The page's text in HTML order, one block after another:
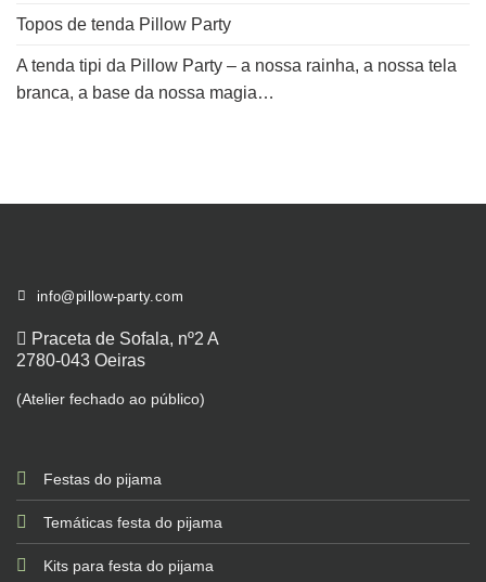
Topos de tenda Pillow Party
A tenda tipi da Pillow Party – a nossa rainha, a nossa tela
branca, a base da nossa magia…
info@pillow-party.com
Praceta de Sofala, nº2 A
2780-043 Oeiras
(Atelier fechado ao público)
Festas do pijama
Temáticas festa do pijama
Kits para festa do pijama